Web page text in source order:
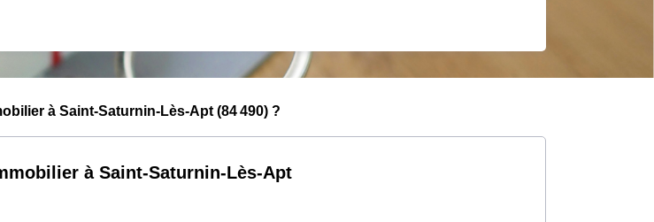
à Saint-Saturnin-Lès-Apt (84 490) ?
à Saint-Saturnin-Lès-Apt